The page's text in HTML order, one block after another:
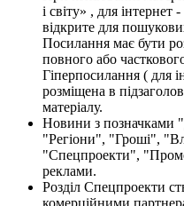
і світу» , для
відкрите для
Посилання має бути
повного або
Гіперпосилання ( для
розміщена в
матеріалу.
Новини з позначками
"Регіони", "Гроші",
"Спецпроекти",
реклами.
Розділ Спецпроекти
комерційними